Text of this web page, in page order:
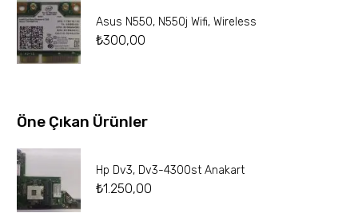
Asus N550, N550j Wifi, Wireless
₺300,00
Öne Çıkan Ürünler
Hp Dv3, Dv3-4300st Anakart
₺1.250,00